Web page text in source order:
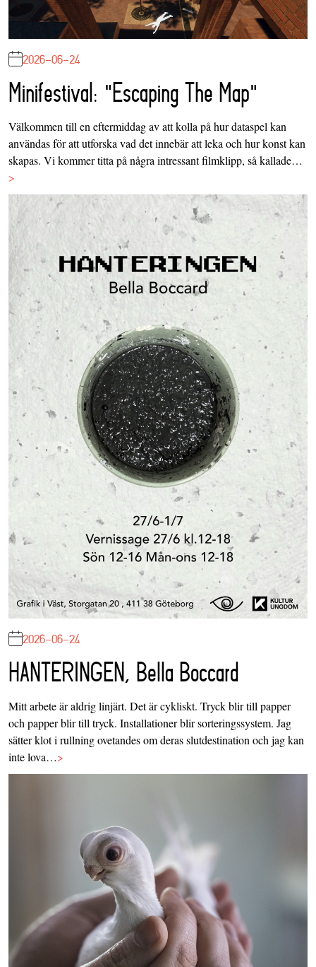
2026-06-24
Minifestival: "Escaping The Map"
Välkommen till en eftermiddag av att kolla på hur dataspel kan
användas för att utforska vad det innebär att leka och hur konst kan
skapas. Vi kommer titta på några intressant filmklipp, så kallade…
>
2026-06-24
HANTERINGEN, Bella Boccard
Mitt arbete är aldrig linjärt. Det är cykliskt. Tryck blir till papper
och papper blir till tryck. Installationer blir sorteringssystem. Jag
sätter klot i rullning ovetandes om deras slutdestination och jag kan
inte lova…>